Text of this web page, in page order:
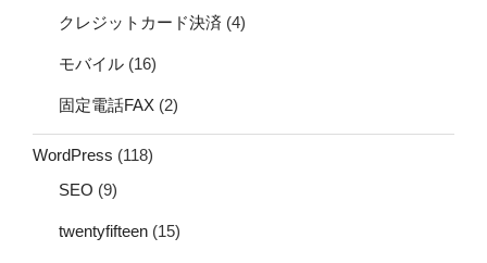
クレジットカード決済 (4)
モバイル (16)
固定電話FAX (2)
WordPress (118)
SEO (9)
twentyfifteen (15)